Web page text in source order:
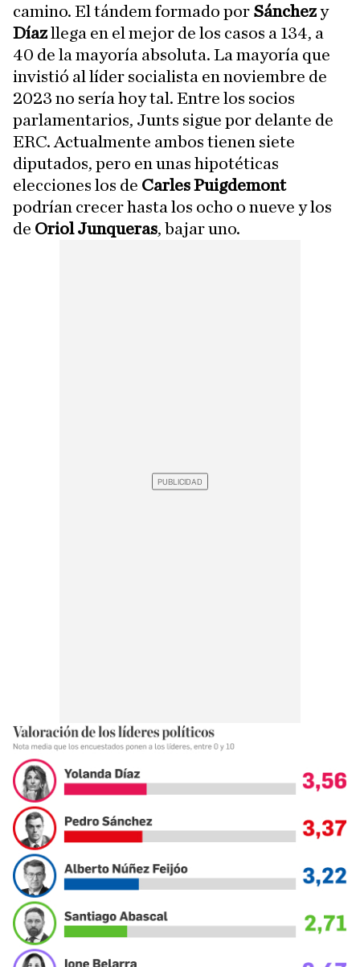
camino. El tándem formado por Sánchezy
Díazllega en el mejor de los casos a 134, a
40 de la mayoría absoluta. La mayoría que
invistió al líder socialista en noviembre de
2023 no sería hoy tal. Entre los socios
parlamentarios, Junts sigue por delante de
ERC. Actualmente ambos tienen siete
diputados, pero en unas hipotéticas
elecciones los de Carles Puigdemont
podrían crecer hasta los ocho o nueve y los
de Oriol Junqueras, bajar uno.